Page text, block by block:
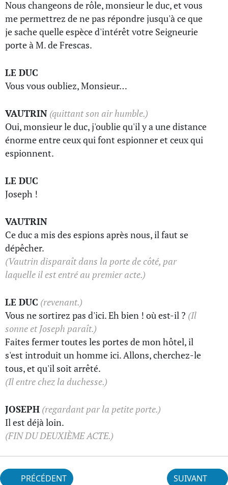
Nous changeons de rôle, monsieur le duc, et vous
me permettrez de ne pas répondre jusqu'à ce que
je sache quelle espèce d'intérêt votre Seigneurie
porte à M. de Frescas.
LE DUC
Vous vous oubliez, Monsieur…
VAUTRIN (quittant son air humble.)
Oui, monsieur le duc, j'oublie qu'il y a une distance
énorme entre ceux qui font espionner et ceux qui
espionnent.
LE DUC
Joseph !
VAUTRIN
Ce duc a mis des espions après nous, il faut se
dépêcher.
(Vautrin disparaît dans la porte de côté, par
laquelle il est entré au premier acte.)
LE DUC (revenant.)
Vous ne sortirez pas d'ici. Eh bien ! où est-il ? (Il
sonne et Joseph paraît.)
Faites fermer toutes les portes de mon hôtel, il
s'est introduit un homme ici. Allons, cherchez-le
tous, et qu'il soit arrêté.
(Il entre chez la duchesse.)
JOSEPH (regardant par la petite porte.)
Il est déjà loin.
(FIN DU DEUXIÈME ACTE.)
PRÉCÉDENT SUIVANT